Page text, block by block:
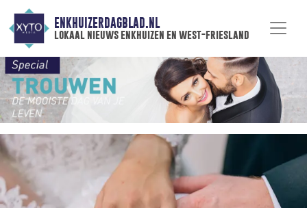
ENKHUIZERDAGBLAD.NL
lokaal nieuws enkhuizen en west-friesland